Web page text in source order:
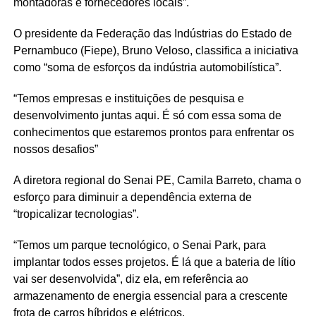
montadoras e fornecedores locais”.
O presidente da Federação das Indústrias do Estado de
Pernambuco (Fiepe), Bruno Veloso, classifica a iniciativa
como “soma de esforços da indústria automobilística”.
“Temos empresas e instituições de pesquisa e
desenvolvimento juntas aqui. É só com essa soma de
conhecimentos que estaremos prontos para enfrentar os
nossos desafios”
A diretora regional do Senai PE, Camila Barreto, chama o
esforço para diminuir a dependência externa de
“tropicalizar tecnologias”.
“Temos um parque tecnológico, o Senai Park, para
implantar todos esses projetos. É lá que a bateria de lítio
vai ser desenvolvida”, diz ela, em referência ao
armazenamento de energia essencial para a crescente
frota de carros híbridos e elétricos.